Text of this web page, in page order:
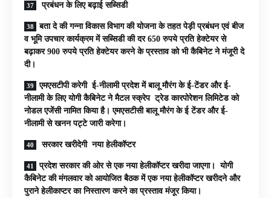
प्रबंधन के लिए बढ़ाई सब्सिडी
बता दे की गन्ना विकास विभाग की योजना के तहत पेड़ी प्रबंधन एवं बीज
व भूमि उपचार कार्यक्रम में सब्सिडी की दर 650 रुपये प्रति हेक्टेयर से
बढ़ाकर 900 रुपये प्रति हेक्टेयर करने के प्रस्ताव को भी कैबिनेट ने मंजूरी दे
दी।
एमएसटीपी करेगी ई-नीलामी प्रदेश में बालू मौरंग के ई-टेंडर और ई-
नीलामी के लिए योगी कैबिनेट ने मैटल स्क्रेप ट्रेड कारपोरेशन लिमिटेड को
नोडल एजेंसी नामित किया है। एमएसटीसी बालू मौरंग के ई टेंडर और ई-
नीलामी से खनन पट्टे जारी करेगा।
सरकार खरीदेगी नया हेलीकॉप्टर
प्रदेश सरकार की ओर से एक नया हेलीकॉप्टर खरीदा जाएगा। योगी
कैबिनेट की मंगलवार को आयोजित बैठक में एक नया हेलीकॉप्टर खरीदने और
पुराने हेलीकाप्टर का निस्तारण करने का प्रस्ताव मंजूर किया।